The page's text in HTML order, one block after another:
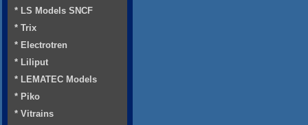
* LS Models SNCF
* Trix
* Electrotren
* Liliput
* LEMATEC Models
* Piko
* Vitrains